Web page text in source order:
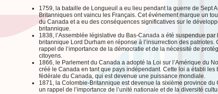
1759, la bataille de Longueuil a eu lieu pendant la guerre de Sept
Britanniques ont vaincu les Français. Cet événement marque un
du Canada et a eu des conséquences significatives sur le
britannique.
1838, l’Assemblée législative du Bas-Canada a été suspendue par
britannique Lord Durham en réponse à l’insurrection des patriotes.
rappel de l’importance de la démocratie et de la nécessité de
citoyens.
1866, le Parlement du Canada a adopté la Loi sur l’Amérique du
créé le Canada en tant que pays indépendant. Cette loi a établi les
fédérale du Canada, qui est devenue une puissance mondiale.
1871, la Colombie-Britannique est devenue la sixième province du
un rappel de l’importance de l’unité nationale et de la diversité